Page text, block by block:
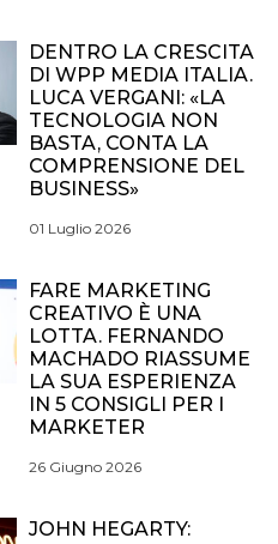
DENTRO LA CRESCITA
DI WPP MEDIA ITALIA.
LUCA VERGANI: «LA
TECNOLOGIA NON
BASTA, CONTA LA
COMPRENSIONE DEL
BUSINESS»
01 Luglio 2026
FARE MARKETING
CREATIVO È UNA
LOTTA. FERNANDO
MACHADO RIASSUME
LA SUA ESPERIENZA
IN 5 CONSIGLI PER I
MARKETER
26 Giugno 2026
JOHN HEGARTY: